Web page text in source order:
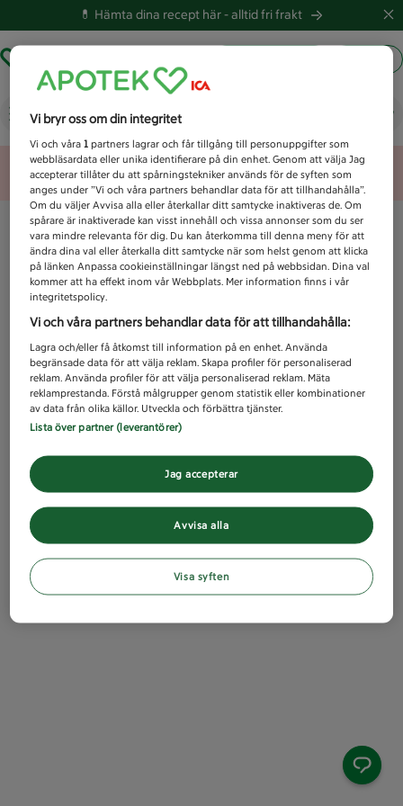
💊 Hämta dina recept här -alltid fri frakt
Vad letar du efter idag?
Unknown error
Vi bryr oss om din integritet
Vi och våra1 partners lagrar och får tillgång till personuppgifter som
webbläsardata eller unika identifierare på din enhet. Genom att välja Jag
accepterar tillåter du att spårningstekniker används för de syften som
anges under ”Vi och våra partners behandlar data för att tillhandahålla”.
Om du väljer Avvisa alla eller återkallar ditt samtycke inaktiveras de. Om
spårare är inaktiverade kan visst innehåll och vissa annonser som du ser
vara mindre relevanta för dig. Du kan återkomma till denna meny för att
ändra dina val eller återkalla ditt samtycke när som helst genom att klicka
på länken Anpassa cookieinställningar längst ned på webbsidan. Dina val
kommer att ha effekt inom vår Webbplats. Mer information finns i vår
integritetspolicy.
Vi och våra partners behandlar data för att tillhandahålla:
Lagra och/eller få åtkomst till information på en enhet. Använda
begränsade data för att välja reklam. Skapa profiler för personaliserad
reklam. Använda profiler för att välja personaliserad reklam. Mäta
reklamprestanda. Förstå målgrupper genom statistik eller kombinationer
av data från olika källor. Utveckla och förbättra tjänster.
Lista över partner (leverantörer)
Avvisa alla
Jag accepterar
Visa syften